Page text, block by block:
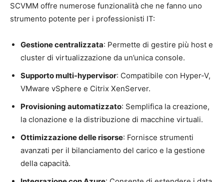
SCVMM offre numerose funzionalità che ne fanno uno
strumento potente per i professionisti IT:
Gestione centralizzata: Permette di gestire più host e
cluster di virtualizzazione da un’unica console.
Supporto multi-hypervisor: Compatibile con Hyper-V,
VMware vSphere e Citrix XenServer.
Provisioning automatizzato: Semplifica la creazione,
la clonazione e la distribuzione di macchine virtuali.
Ottimizzazione delle risorse: Fornisce strumenti
avanzati per il bilanciamento del carico e la gestione
della capacità.